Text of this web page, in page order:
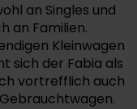
an Singles und
an Familien.
Kleinwagen
sich der Fabia als
vortrefflich auch